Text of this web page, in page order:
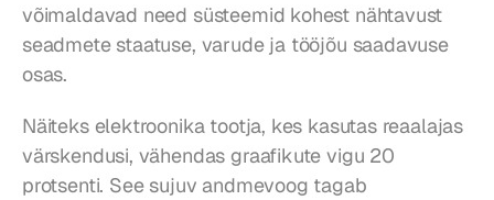
võimaldavad need süsteemid kohest nähtavust
seadmete staatuse, varude ja tööjõu saadavuse
osas.
Näiteks elektroonika tootja, kes kasutas reaalajas
värskendusi, vähendas graafikute vigu 20
protsenti. See sujuv andmevoog tagab